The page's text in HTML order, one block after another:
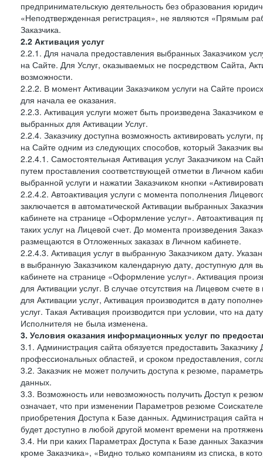
предпринимательскую деятельность без образования
«Неподтвержденная регистрация», не являются «Прямым
Заказчика.
2.2 Активация услуг
2.2.1. Для начала предоставления выбранных Заказчиком
на Сайте. Для Услуг, оказываемых не посредством Сайта,
возможности.
2.2.2. В момент Активации Заказчиком услуги на Сайте
для начала ее оказания.
2.2.3. Активация услуги может быть произведена
выбранных для Активации Услуг.
2.2.4. Заказчику доступна возможность активировать
на Сайте одним из следующих способов, который Заказчик
2.2.4.1. Самостоятельная Активация услуг Заказчиком на
путем проставления соответствующей отметки в Личном
выбранной услуги и нажатии Заказчиком кнопки
2.2.4.2. Автоактивация услуги с момента пополнения
заключается в автоматической Активации выбранных
кабинете на странице «Оформление услуг». Автоактивация
таких услуг на Лицевой счет. До момента произведения
размещаются в Отложенных заказах в Личном кабинете.
2.2.4.3. Активация услуг в выбранную Заказчиком дату.
в выбранную Заказчиком календарную дату, доступную для
кабинете на странице «Оформление услуг». Активация
для Активации услуг. В случае отсутствия на Лицевом
для Активации услуг, Активация производится в дату
услуг. Такая Активация производится при условии, что на
Исполнителя не была изменена.
3. Условия оказания информационных услуг по
3.1. Администрация сайта обязуется предоставить
профессиональных областей, и сроком предоставления,
3.2. Заказчик не может получить доступа к резюме,
данных.
3.3. Возможность или невозможность получить Доступ к
означает, что при изменении Параметров резюме
приобретения Доступа к Базе данных. Администрация
будет доступно в любой другой момент времени на
3.4. Ни при каких Параметрах Доступа к Базе данных
кроме Заказчика», «Видно только компаниям из списка, в